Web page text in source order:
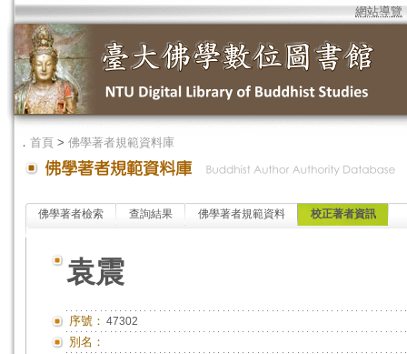
網站導覽
． 首頁 > 佛學著者規範資料庫
佛學著者檢索 查詢結果 佛學著者規範資料 校正著者資訊
袁震
序號： 47302
別名：